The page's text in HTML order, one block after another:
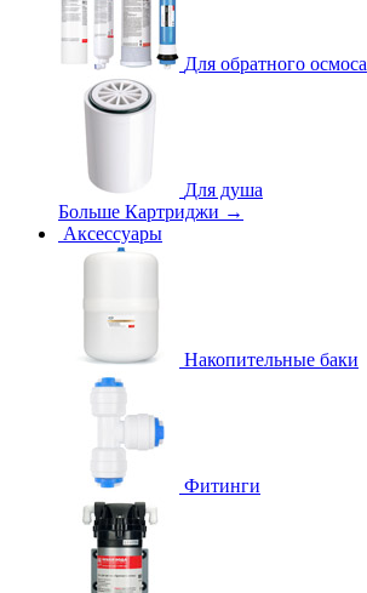
Для обратного осмоса
Для душа
Больше Картриджи →
Аксессуары
Накопительные баки
Фитинги